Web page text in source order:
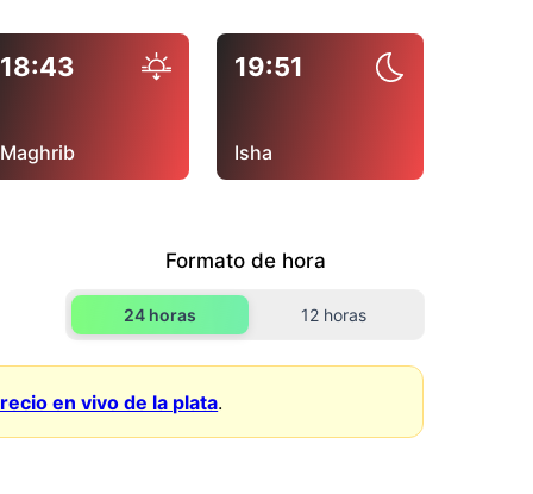
18:43
Maghrib
19:51
Isha
Formato de hora
24 horas 12 horas
en vivo de la plata.